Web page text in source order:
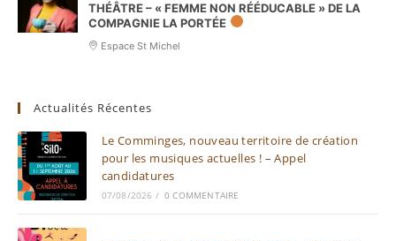
THÉÂTRE – « FEMME NON RÉÉDUCABLE » DE LA
COMPAGNIE LA PORTÉE
Espace St Michel
Actualités Récentes
Le Comminges, nouveau territoire de création
pour les musiques actuelles ! – Appel
candidatures
07/08/2026 / 0 COMMENTAIRE